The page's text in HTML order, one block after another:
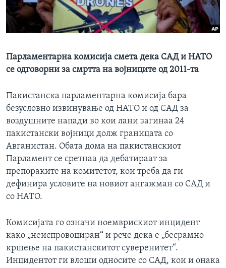
ИНТЕРВЈУА
Јазици
Парламентарна комисија смета дека САД и НАТО
се одговорни за смртта на војниците од 2011-та
Пакистанска парламентарна комисија бара
безусловно извинување од НАТO и од САД за
воздушните напади во кои лани загинаа 24
пакистански војници долж границата со
Авганистан. Обата дома на пакистанскиот
Парламент се сретнаа да дебатираат за
препораките на комитетот, кои треба да ги
дефинира условите на новиот ангажман со САД и
со НАТО.
Комисијата го означи ноемврискиот инцидент
како „неиспровоциран“ и рече дека е „бесрамно
кршење на пакистанскитот суверенитет“.
Инцидентот ги влоши односите со САД, кои и онака